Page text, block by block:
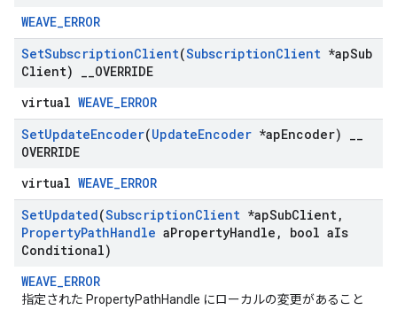
WEAVE_ERROR
SetSubscriptionClient(SubscriptionClient *apSub
Client)
OVERRIDE
virtual WEAVE_ERROR
SetUpdateEncoder(UpdateEncoder *apEncoder)
OVERRIDE
virtual WEAVE_ERROR
SetUpdated(SubscriptionClient *apSubClient,
PropertyPathHandle aPropertyHandle , bool aIs
Conditional)
WEAVE_ERROR
指定された PropertyPathHandle にローカルの変更があること